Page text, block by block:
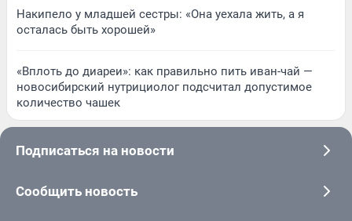
Накипело у младшей сестры: «Она уехала жить, а я
осталась быть хорошей»
«Вплоть до диареи»: как правильно пить иван-чай —
новосибирский нутрициолог подсчитал допустимое
количество чашек
Подписаться на новости
Сообщить новость